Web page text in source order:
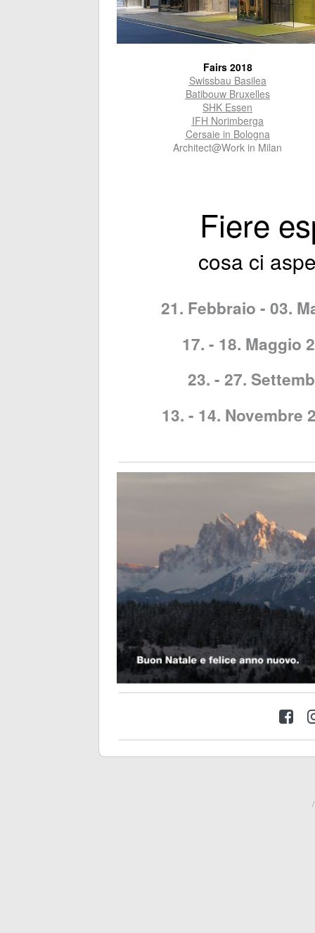
Fairs 2018
Swissbau Basilea
Batibouw Bruxelles
SHK Essen
IFH Norimberga
Cersaie in Bologna
Architect@Work in Milan
Fiere
cosa ci
21. Febbraio - 03.
17. - 18. Maggio
23. - 27.
13. - 14. Novembre